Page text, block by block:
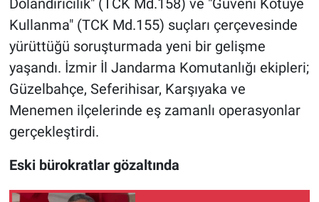
Dolandırıcılık" (TCK Md.158) ve "Güveni Kötüye
Kullanma" (TCK Md.155) suçları çerçevesinde
yürüttüğü soruşturmada yeni bir gelişme
yaşandı. İzmir İl Jandarma Komutanlığı ekipleri;
Güzelbahçe, Seferihisar, Karşıyaka ve
Menemen ilçelerinde eş zamanlı operasyonlar
gerçekleştirdi.
Eski bürokratlar gözaltında